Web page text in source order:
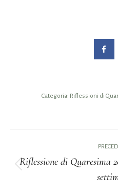
Categoria: Riflessioni di
tra
Riflessione di Quaresima